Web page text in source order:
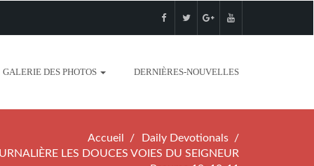
GALERIE DES PHOTOS DERNIÈRES-NOUVELLES
Accueil
Daily Devotionals
LES DOUCES VOIES DU SEIGNEUR